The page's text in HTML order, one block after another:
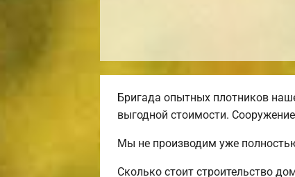
Бригада опытных плотников
выгодной стоимости.
Мы не производим уже
Сколько стоит строительство